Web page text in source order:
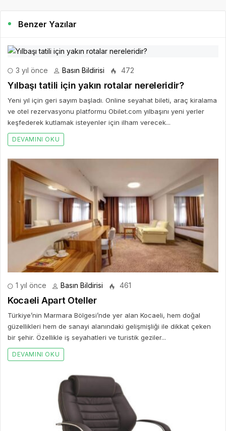
Benzer Yazılar
3 yıl önce Basın Bildirisi 472
Yılbaşı tatili için yakın rotalar nereleridir?
Yeni yıl için geri sayım başladı. Online seyahat bileti, araç kiralama
ve otel rezervasyonu platformu Obilet.com yılbaşını yeni yerler
keşfederek kutlamak isteyenler için ilham verecek...
DEVAMINI OKU
1 yıl önce Basın Bildirisi 461
Kocaeli Apart Oteller
Türkiye’nin Marmara Bölgesi’nde yer alan Kocaeli, hem doğal
güzellikleri hem de sanayi alanındaki gelişmişliği ile dikkat çeken
bir şehir. Özellikle iş seyahatleri ve turistik geziler...
DEVAMINI OKU